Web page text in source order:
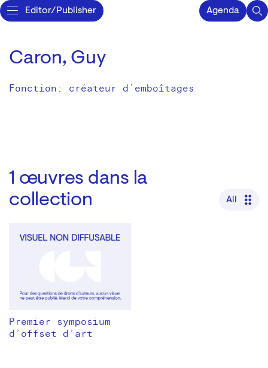
Editor/Publisher Agenda
Caron, Guy
Fonction: créateur d’emboîtages
1 œuvres dans la
collection
All
Premier symposium
d’offset d’art